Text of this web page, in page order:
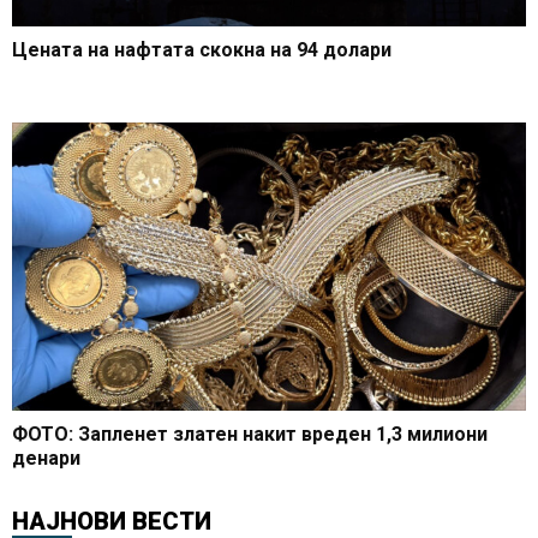
Цената на нафтата скокна на 94 долари
ФОТО: Запленет златен накит вреден 1,3 милиони
денари
НАЈНОВИ ВЕСТИ